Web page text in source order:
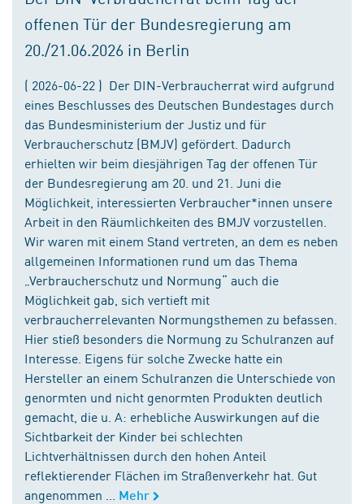
offenen Tür der Bundesregierung am
20./21.06.2026 in Berlin
( 2026-06-22 ) Der DIN-Verbraucherrat wird aufgrund
eines Beschlusses des Deutschen Bundestages durch
das Bundesministerium der Justiz und für
Verbraucherschutz (BMJV) gefördert. Dadurch
erhielten wir beim diesjährigen Tag der offenen Tür
der Bundesregierung am 20. und 21. Juni die
Möglichkeit, interessierten Verbraucher*innen unsere
Arbeit in den Räumlichkeiten des BMJV vorzustellen.
Wir waren mit einem Stand vertreten, an dem es neben
allgemeinen Informationen rund um das Thema
„Verbraucherschutz und Normung“ auch die
Möglichkeit gab, sich vertieft mit
verbraucherrelevanten Normungsthemen zu befassen.
Hier stieß besonders die Normung zu Schulranzen auf
Interesse. Eigens für solche Zwecke hatte ein
Hersteller an einem Schulranzen die Unterschiede von
genormten und nicht genormten Produkten deutlich
gemacht, die u. A: erhebliche Auswirkungen auf die
Sichtbarkeit der Kinder bei schlechten
Lichtverhältnissen durch den hohen Anteil
reflektierender Flächen im Straßenverkehr hat. Gut
angenommen ...
Mehr